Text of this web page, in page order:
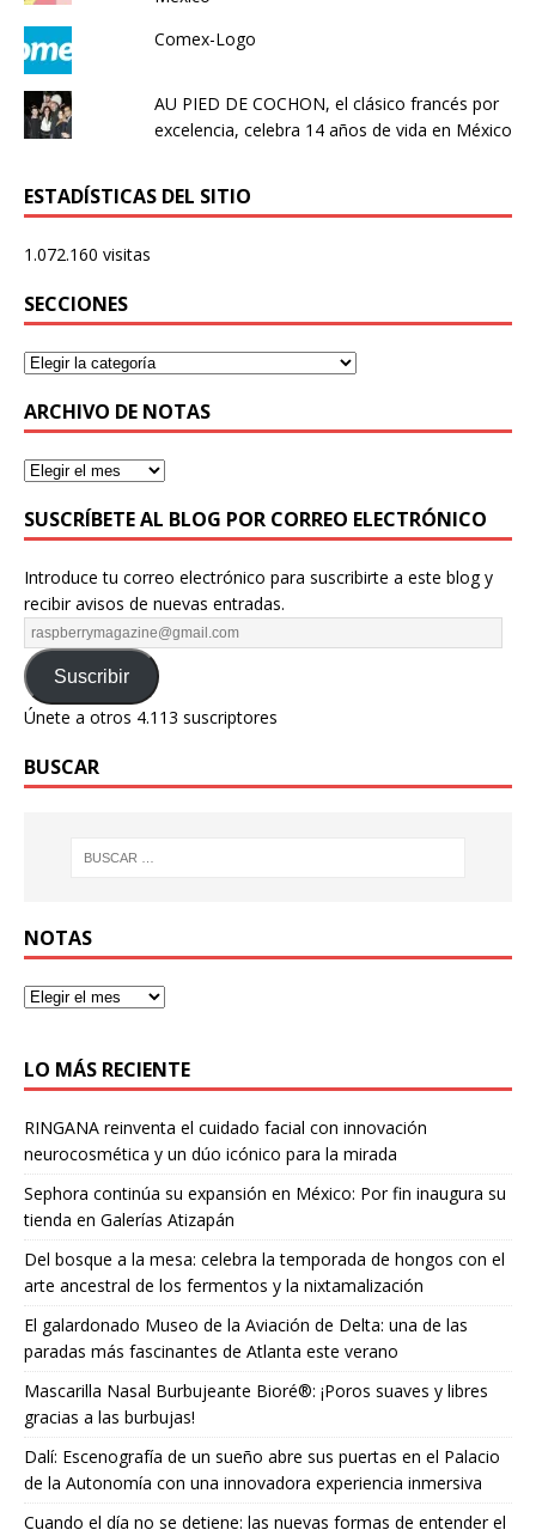
Comex-Logo
AU PIED DE COCHON, el clásico francés por
excelencia, celebra 14 años de vida en México
ESTADÍSTICAS DEL SITIO
1.072.160 visitas
SECCIONES
ARCHIVO DE NOTAS
SUSCRÍBETE AL BLOG POR CORREO ELECTRÓNICO
Introduce tu correo electrónico para suscribirte a este blog y
recibir avisos de nuevas entradas.
Suscribir
Únete a otros 4.113 suscriptores
BUSCAR
NOTAS
LO MÁS RECIENTE
RINGANA reinventa el cuidado facial con innovación
neurocosmética y un dúo icónico para la mirada
Sephora continúa su expansión en México: Por fin inaugura su
tienda en Galerías Atizapán
Del bosque a la mesa: celebra la temporada de hongos con el
arte ancestral de los fermentos y la nixtamalización
El galardonado Museo de la Aviación de Delta: una de las
paradas más fascinantes de Atlanta este verano
Mascarilla Nasal Burbujeante Bioré®: ¡Poros suaves y libres
gracias a las burbujas!
Dalí: Escenografía de un sueño abre sus puertas en el Palacio
de la Autonomía con una innovadora experiencia inmersiva
Cuando el día no se detiene: las nuevas formas de entender el